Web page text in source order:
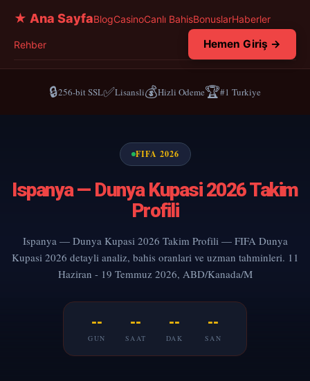
★ Ana SayfaBlogCasinoCanlı BahisBonuslarHaberler
Rehber Hemen Giriş →
🔒256-bit SSL✅Lisansli💰Hizli Odeme🏆#1 Turkiye
FIFA 2026
Ispanya — Dunya Kupasi 2026 Takim
Profili
Ispanya — Dunya Kupasi 2026 Takim Profili — FIFA Dunya
Kupasi 2026 detayli analiz, bahis oranlari ve uzman tahminleri. 11
Haziran - 19 Temmuz 2026, ABD/Kanada/M
--
GUN
--
SAAT
--
DAK
--
SAN